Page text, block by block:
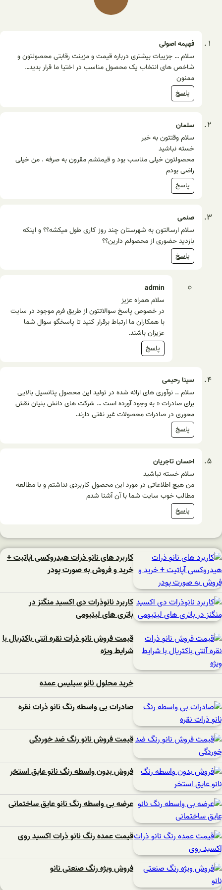
فهیمه اصولی
سلام … جزییات بیشتری درباره قیمت و مزینت رقابتی محصولتون و
شاخص های انتخاب یک محصول مناسب در اختیا ما قرار بدید…
ممنون
پاسخ
سلمان
سلام وقتتون به خیر
خسته نباشید
محصولتون خیلی مناسب بود و قیمتشم مقرون به صرفه . من خیلی
راضی بودم
پاسخ
صنمی
سلام ارسالتون به شهرستان چند روز کاری طول میکشه؟؟ و اینکه
بازدید حضوری از محصولم دارین؟؟
پاسخ
admin
سلام همراه عزیز
در خصوص پاسخ سوالاتتون از طریق فرم موجود در سایت
با همکاران ما ارتباط برقرار کنید تا پاسخگو سوال شما
عزیزان باشند.
پاسخ
سینا رحیمی
سلام .. نوآوری های ارائه شده در تولید این محصول پتانسیل بالایی
برای صادرات « به وجود آورده است … شرکت های دانش بنیان نقش
محوری در صادرات محصولات غیر نفتی دارند.
پاسخ
احسان تاجریان
سلام خسته نباشید
من هیچ اطلاعاتی در مورد این محصول کاربردی نداشتم و با مطالعه
مطالب خوب سایت شما با آن آشنا شدم
پاسخ
کاربرد های نانو ذرات هیدروکسی آپاتیت +
خرید و فروش به صورت پودر
کاربرد نانوذرات دی اکسید منگنز در
باتری های لیتیومی
قیمت فروش نانو ذرات نقره آنتی باکتریال با
شرایط ویژه
خرید محلول نانو سیلیس عمده
صادرات بی واسطه رنگ نانو ذرات نقره
قیمت فروش نانو رنگ ضد خوردگی
فروش بدون واسطه رنگ نانو عایق استخر
عرضه بی واسطه رنگ نانو عایق ساختمانی
قیمت عمده رنگ نانو ذرات اکسید روی
فروش ویژه رنگ صنعتی نانو